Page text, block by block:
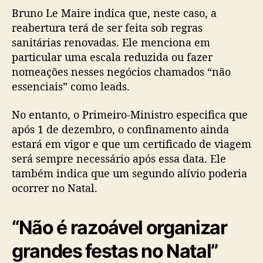
Bruno Le Maire indica que, neste caso, a
reabertura terá de ser feita sob regras
sanitárias renovadas. Ele menciona em
particular uma escala reduzida ou fazer
nomeações nesses negócios chamados “não
essenciais” como leads.
No entanto, o Primeiro-Ministro especifica que
após 1 de dezembro, o confinamento ainda
estará em vigor e que um certificado de viagem
será sempre necessário após essa data. Ele
também indica que um segundo alívio poderia
ocorrer no Natal.
“Não é razoável organizar
grandes festas no Natal”